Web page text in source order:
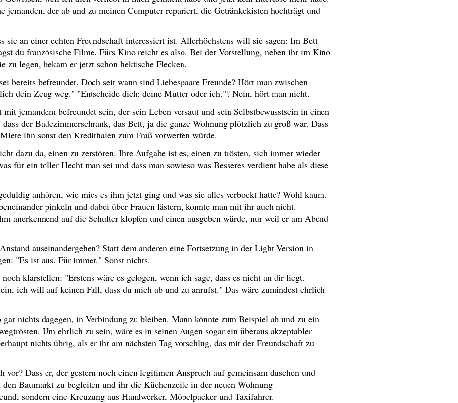
der ab und zu meinen Computer repariert, die Getränkekisten hochträgt und
an einer echten Freundschaft interessiert ist. Allerhöchstens will sie sagen: Im Bett
du französische Filme. Fürs Kino reicht es also. Bei der Vorstellung, neben ihr im Kino
zu legen, bekam er jetzt schon hektische Flecken.
bereits befreundet. Doch seit wann sind Liebespaare Freunde? Hört man zwischen
dein Zeug weg." "Entscheide dich: deine Mutter oder ich."? Nein, hört man nicht.
jemandem befreundet sein, der sein Leben versaut und sein Selbstbewusstsein in einen
der Badezimmerschrank, das Bett, ja die ganze Wohnung plötzlich zu groß war. Dass
ihn sonst den Kredithaien zum Fraß vorwerfen würde.
dazu da, einen zu zerstören. Ihre Aufgabe ist es, einen zu trösten, sich immer wieder
für ein toller Hecht man sei und dass man sowieso was Besseres verdient habe als diese
anhören, wie mies es ihm jetzt ging und was sie alles verbockt hatte? Wohl kaum.
pinkeln und dabei über Frauen lästern, konnte man mit ihr auch nicht.
anerkennend auf die Schulter klopfen und einen ausgeben würde, nur weil er am Abend
auseinandergehen? Statt dem anderen eine Fortsetzung in der Light-Version in
"Es ist aus. Für immer." Sonst nichts.
klarstellen: "Erstens wäre es gelogen, wenn ich sage, dass es nicht an dir liegt.
ich will auf keinen Fall, dass du mich ab und zu anrufst." Das wäre zumindest ehrlich
nichts dagegen, in Verbindung zu bleiben. Mann könnte zum Beispiel ab und zu ein
Um ehrlich zu sein, wäre es in seinen Augen sogar ein überaus akzeptabler
nichts übrig, als er ihr am nächsten Tag vorschlug, das mit der Freundschaft zu
Dass er, der gestern noch einen legitimen Anspruch auf gemeinsam duschen und
Baumarkt zu begleiten und ihr die Küchenzeile in der neuen Wohnung
sondern eine Kreuzung aus Handwerker, Möbelpacker und Taxifahrer.